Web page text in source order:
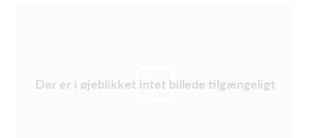
Der er i øjeblikket intet billede tilgængeligt